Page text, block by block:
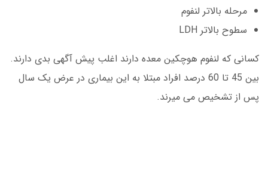
مرحله بالاتر لنفوم
سطوح بالاتر LDH
کسانی که لنفوم هوچکین معده دارند اغلب پیش آگهی بدی دارند.
بین 45 تا 60 درصد افراد مبتلا به این بیماری در عرض یک سال
پس از تشخیص می میرند.